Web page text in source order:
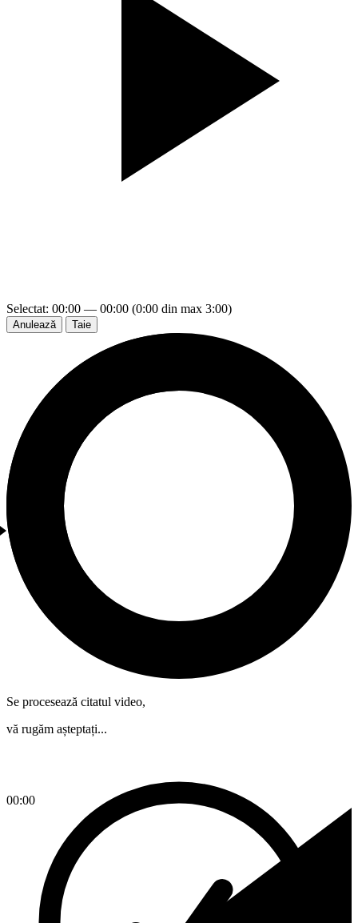
00:00
Selectat: 00:00 — 00:00 (0:00 din max 3:00)
Anulează Taie
Se procesează citatul video,
vă rugăm așteptați...